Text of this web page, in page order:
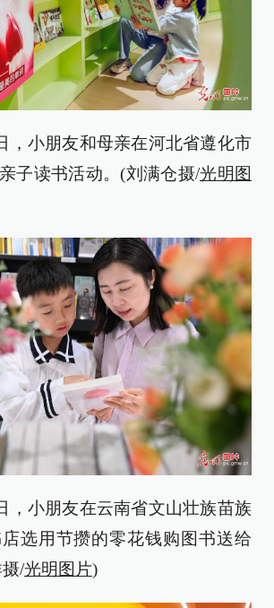
，小朋友和母亲在河北省遵化市
子读书活动。(刘满仓摄/光明图
，小朋友在云南省文山壮族苗族
选用节攒的零花钱购图书送给
/光明图片)